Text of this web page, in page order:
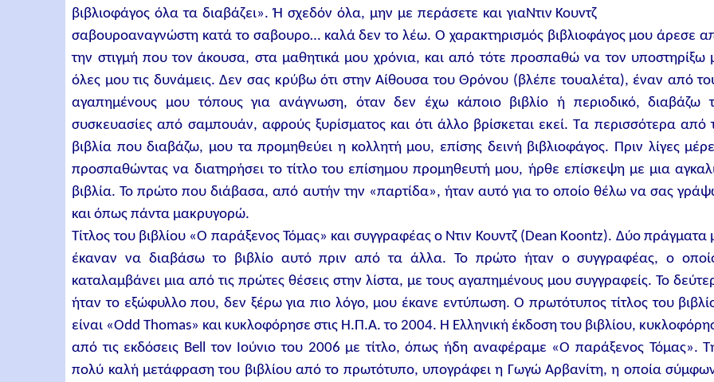
βιβλιοφάγος όλα τα διαβάζει». Ή σχεδόν όλα, μην με περάσετε και για
σαβουροαναγνώστη κατά το σαβουρο… καλά δεν το λέω. Ο χαρακτηρισμός βιβλιοφάγος μου άρεσε
την στιγμή που τον άκουσα, στα μαθητικά μου χρόνια, και από τότε προσπαθώ να τον υποστηρίξω
όλες μου τις δυνάμεις. Δεν σας κρύβω ότι στην Αίθουσα του Θρόνου (βλέπε τουαλέτα), έναν από
αγαπημένους μου τόπους για ανάγνωση, όταν δεν έχω κάποιο βιβλίο ή περιοδικό, διαβάζω
συσκευασίες από σαμπουάν, αφρούς ξυρίσματος και ότι άλλο βρίσκεται εκεί. Τα περισσότερα από
βιβλία που διαβάζω, μου τα προμηθεύει η κολλητή μου, επίσης δεινή βιβλιοφάγος. Πριν λίγες
προσπαθώντας να διατηρήσει το τίτλο του επίσημου προμηθευτή μου, ήρθε επίσκεψη με μια
βιβλία. Το πρώτο που διάβασα, από αυτήν την «παρτίδα», ήταν αυτό για το οποίο θέλω να σας
και όπως πάντα μακρυγορώ.
Τίτλος του βιβλίου «Ο παράξενος Τόμας» και συγγραφέας ο Ντιν Κουντζ (Dean Koontz). Δύο πράγματα
έκαναν να διαβάσω το βιβλίο αυτό πριν από τα άλλα. Το πρώτο ήταν ο συγγραφέας, ο
καταλαμβάνει μια από τις πρώτες θέσεις στην λίστα, με τους αγαπημένους μου συγγραφείς. Το
ήταν το εξώφυλλο που, δεν ξέρω για πιο λόγο, μου έκανε εντύπωση. Ο πρωτότυπος τίτλος του
είναι «Odd Thomas» και κυκλοφόρησε στις Η.Π.Α. το 2004. Η Ελληνική έκδοση του βιβλίου,
από τις εκδόσεις Bell τον Ιούνιο του 2006 με τίτλο, όπως ήδη αναφέραμε «Ο παράξενος Τόμας».
πολύ καλή μετάφραση του βιβλίου από το πρωτότυπο, υπογράφει η Γωγώ Αρβανίτη, η οποία